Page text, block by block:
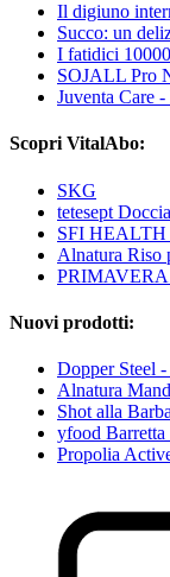
Il digiuno
Succo: un
I fatidici
SOJALL Pro
Juventa Care -
Scopri VitalAbo:
SKG
tetesept
SFI HEALTH
Alnatura Riso
PRIMAVERA
Nuovi prodotti:
Dopper Steel
Alnatura
Shot alla
yfood Barretta
Propolia